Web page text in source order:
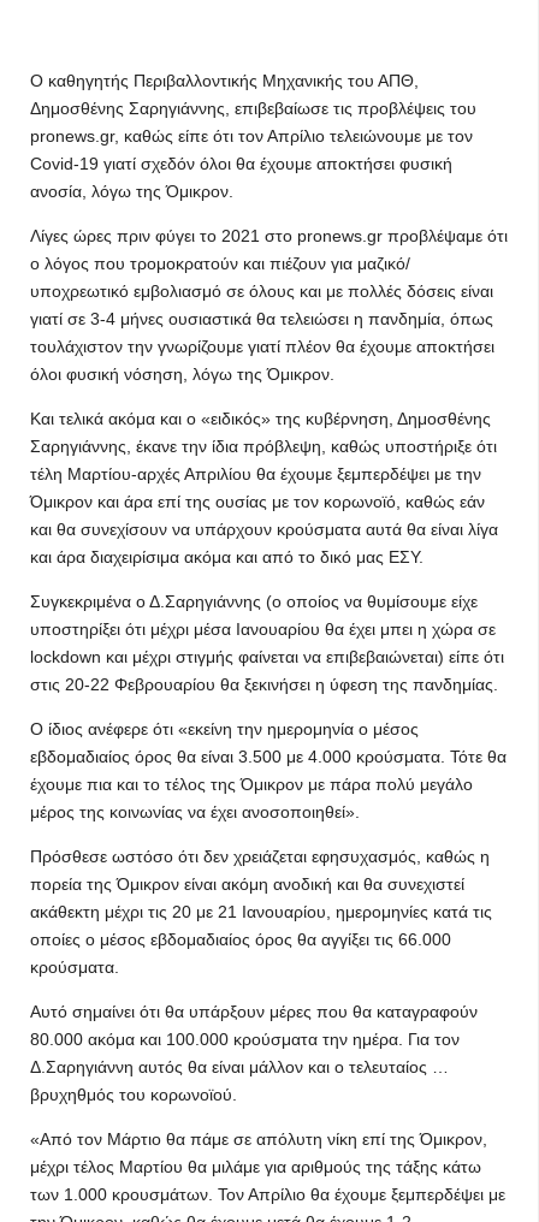
Ο καθηγητής Περιβαλλοντικής Μηχανικής του ΑΠΘ,
Δημοσθένης Σαρηγιάννης, επιβεβαίωσε τις προβλέψεις του
pronews.gr, καθώς είπε ότι τον Απρίλιο τελειώνουμε με τον
Covid-19 γιατί σχεδόν όλοι θα έχουμε αποκτήσει φυσική
ανοσία, λόγω της Όμικρον.
Λίγες ώρες πριν φύγει το 2021 στο pronews.gr προβλέψαμε ότι
ο λόγος που τρομοκρατούν και πιέζουν για μαζικό/
υποχρεωτικό εμβολιασμό σε όλους και με πολλές δόσεις είναι
γιατί σε 3-4 μήνες ουσιαστικά θα τελειώσει η πανδημία, όπως
τουλάχιστον την γνωρίζουμε γιατί πλέον θα έχουμε αποκτήσει
όλοι φυσική νόσηση, λόγω της Όμικρον.
Και τελικά ακόμα και ο «ειδικός» της κυβέρνηση, Δημοσθένης
Σαρηγιάννης, έκανε την ίδια πρόβλεψη, καθώς υποστήριξε ότι
τέλη Μαρτίου-αρχές Απριλίου θα έχουμε ξεμπερδέψει με την
Όμικρον και άρα επί της ουσίας με τον κορωνοϊό, καθώς εάν
και θα συνεχίσουν να υπάρχουν κρούσματα αυτά θα είναι λίγα
και άρα διαχειρίσιμα ακόμα και από το δικό μας ΕΣΥ.
Συγκεκριμένα ο Δ.Σαρηγιάννης (ο οποίος να θυμίσουμε είχε
υποστηρίξει ότι μέχρι μέσα Ιανουαρίου θα έχει μπει η χώρα σε
lockdown και μέχρι στιγμής φαίνεται να επιβεβαιώνεται) είπε ότι
στις 20-22 Φεβρουαρίου θα ξεκινήσει η ύφεση της πανδημίας.
Ο ίδιος ανέφερε ότι «εκείνη την ημερομηνία ο μέσος
εβδομαδιαίος όρος θα είναι 3.500 με 4.000 κρούσματα. Τότε θα
έχουμε πια και το τέλος της Όμικρον με πάρα πολύ μεγάλο
μέρος της κοινωνίας να έχει ανοσοποιηθεί».
Πρόσθεσε ωστόσο ότι δεν χρειάζεται εφησυχασμός, καθώς η
πορεία της Όμικρον είναι ακόμη ανοδική και θα συνεχιστεί
ακάθεκτη μέχρι τις 20 με 21 Ιανουαρίου, ημερομηνίες κατά τις
οποίες ο μέσος εβδομαδιαίος όρος θα αγγίξει τις 66.000
κρούσματα.
Αυτό σημαίνει ότι θα υπάρξουν μέρες που θα καταγραφούν
80.000 ακόμα και 100.000 κρούσματα την ημέρα. Για τον
Δ.Σαρηγιάννη αυτός θα είναι μάλλον και ο τελευταίος …
βρυχηθμός του κορωνοϊού.
«Από τον Μάρτιο θα πάμε σε απόλυτη νίκη επί της Όμικρον,
μέχρι τέλος Μαρτίου θα μιλάμε για αριθμούς της τάξης κάτω
των 1.000 κρουσμάτων. Τον Απρίλιο θα έχουμε ξεμπερδέψει με